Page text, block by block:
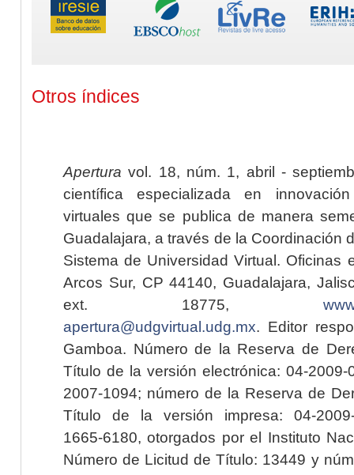
Otros índices
Apertura vol. 18, núm. 1, abril -
científica especializada en
virtuales que se publica de manera
Guadalajara, a través de la Coordinación
Sistema de Universidad Virtual. Oficinas
Arcos Sur, CP 44140, Guadalajara,
ext. 18775,
apertura@udgvirtual.udg.mx. Editor
Gamboa. Número de la Reserva de
Título de la versión electrónica: 04-2009-
2007-1094; número de la Reserva de
Título de la versión impresa: 04-2009-
1665-6180, otorgados por el Instituto
Número de Licitud de Título: 13449 y